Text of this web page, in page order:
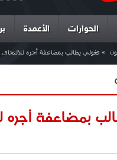
الحوارات الأعمدة
» فغولي يطالب بمضاعفة أجره
بمضاعفة أجره